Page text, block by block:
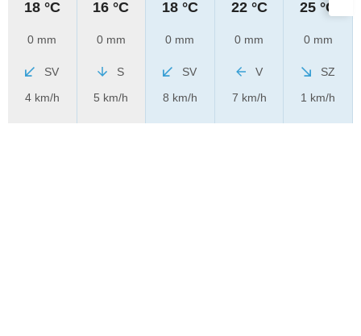
18 °C
0 mm
SV
4 km/h
16 °C
0 mm
S
5 km/h
18 °C
0 mm
SV
8 km/h
22 °C
0 mm
V
7 km/h
25 °C
0 mm
SZ
1 km/h